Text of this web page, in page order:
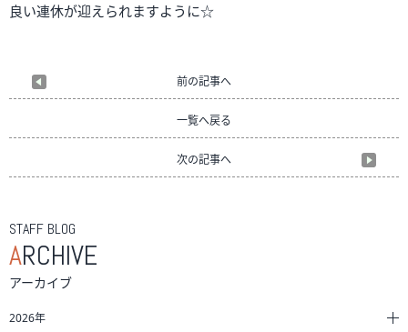
良い連休が迎えられますように☆
前の記事へ
一覧へ戻る
次の記事へ
STAFF BLOG
ARCHIVE
アーカイブ
2026年